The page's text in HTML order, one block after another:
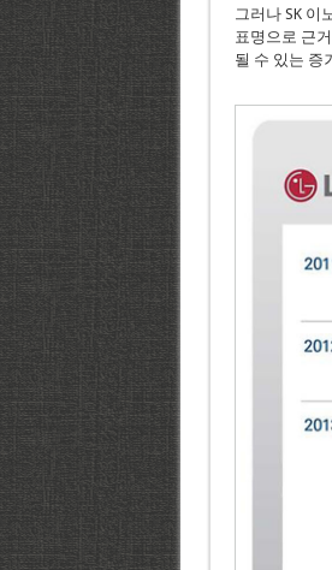
그러나 SK 이
표명으로 근
될 수 있는 증